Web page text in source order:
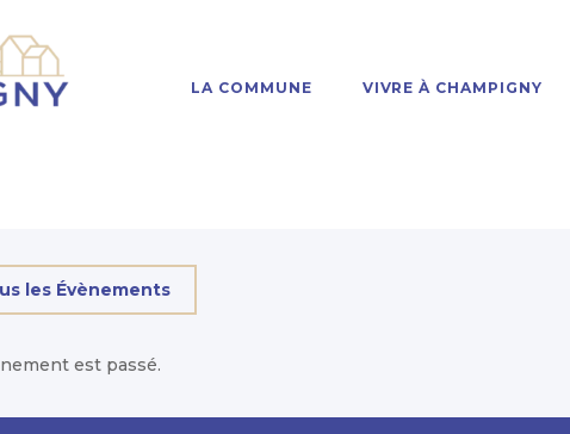
LA COMMUNE VIVRE À CHAMPIGNY
les Évènements
est passé.